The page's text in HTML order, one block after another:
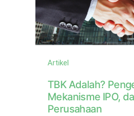
Artikel
TBK Adalah?
Mekanisme IPO,
Perusahaan